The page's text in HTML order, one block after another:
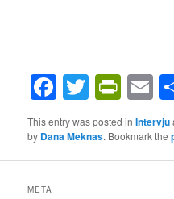
Facebook
Twitter
This entry was posted inIntervju
by Dana Meknas. Bookmark the
META